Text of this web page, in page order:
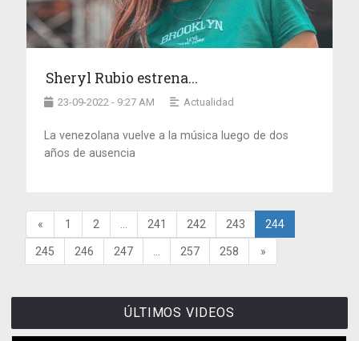
Sheryl Rubio estrena...
23-09-2022 - 9:27 AM Actualidad
La venezolana vuelve a la música luego de dos
años de ausencia
« 1 2 241 242 243 244
245 246 247 257 258 »
ÚLTIMOS VIDEOS